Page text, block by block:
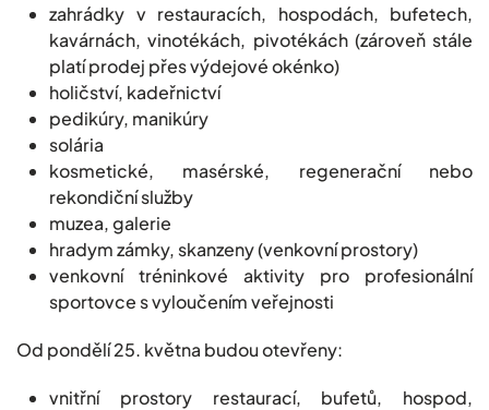
zahrádky v restauracích, hospodách, bufetech,
kavárnách, vinotékách, pivotékách (zároveň stále
platí prodej přes výdejové okénko)
holičství, kadeřnictví
pedikúry, manikúry
solária
kosmetické, masérské, regenerační nebo
rekondiční služby
muzea, galerie
hradym zámky, skanzeny (venkovní prostory)
venkovní tréninkové aktivity pro profesionální
sportovce s vyloučením veřejnosti
Od pondělí 25. května budou otevřeny:
vnitřní prostory restaurací, bufetů, hospod,